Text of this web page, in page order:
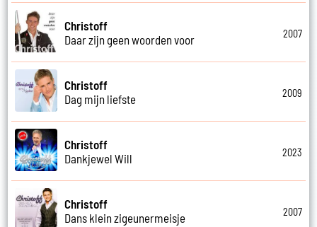
Christoff
Daar zijn geen woorden voor
2007
Christoff
Dag mijn liefste
2009
Christoff
Dankjewel Will
2023
Christoff
Dans klein zigeunermeisje
2007